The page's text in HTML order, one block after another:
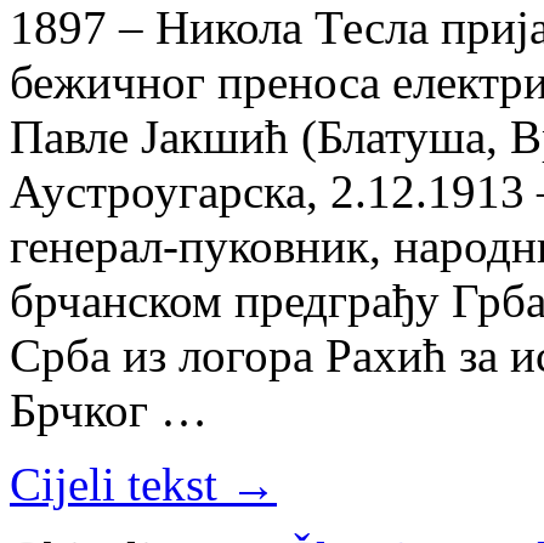
1897 – Никола Тесла
бежичног преноса
Павле Јакшић (Блатуша,
Аустроугарска,
генерал-пуковник,
брчанском предграђу
Срба из логора Рахић за
Брчког …
Cijeli tekst →